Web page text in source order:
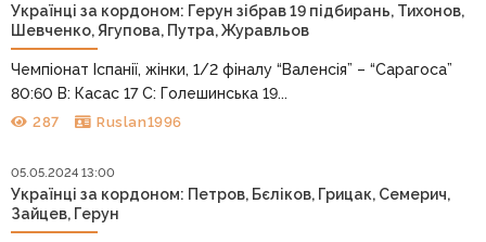
Українці за кордоном: Герун зібрав 19 підбирань, Тихонов,
Шевченко, Ягупова, Путра, Журавльов
Чемпіонат Іспанії, жінки, 1/2 фіналу “Валенсія” – “Сарагоса”
80:60 В: Касас 17 С: Голешинська 19...
287 Ruslan1996
05.05.2024 13:00
Українці за кордоном: Петров, Бєліков, Грицак, Семерич,
Зайцев, Герун